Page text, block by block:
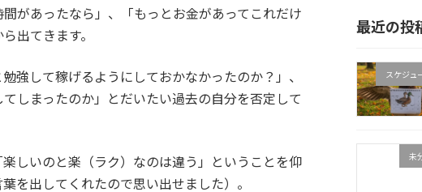
があったなら」、「もっとお金があってこれだけ
出てきます。
強して稼げるようにしておかなかったのか？」、
しまったのか」とだいたい過去の自分を否定して
しいのと楽（ラク）なのは違う」ということを仰
を出してくれたので思い出せました）。
最近の投
スケジュ
未